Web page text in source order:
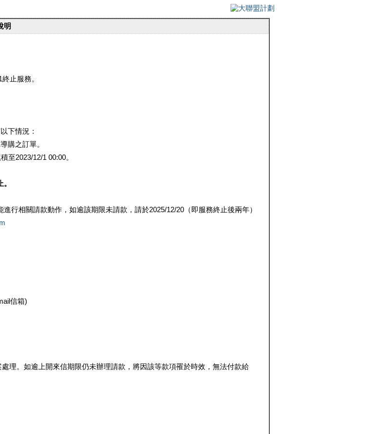
明
止服務。
下情況：
購之訂單。
至2023/12/1 00:00。
行相關請款動作，如逾該期限未請款，請於2025/12/20（即服務終止後兩年）
信箱)
理。如逾上開來信期限仍未辦理請款，將因該等款項罹於時效，無法付款給